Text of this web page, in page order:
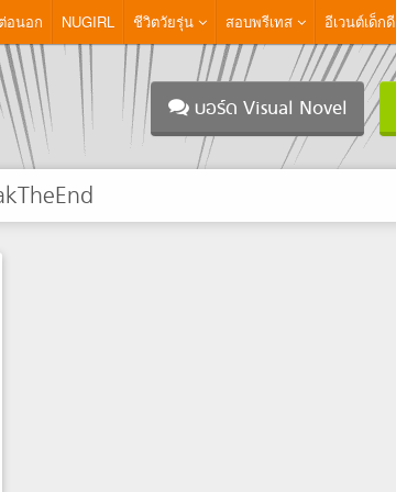
ต่อนอก NUGIRL ชีวิตวัยรุ่น สอบพรีเทส อีเวนต์เด็กดี
บอร์ด Visual Novel